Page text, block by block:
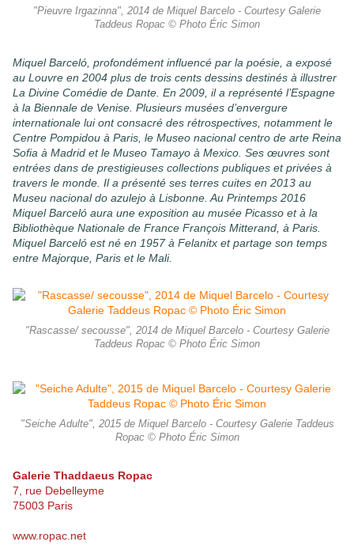
"Pieuvre Irgazinna", 2014 de Miquel Barcelo - Courtesy Galerie
Taddeus Ropac © Photo Éric Simon
Miquel Barceló, profondément influencé par la poésie, a exposé
au Louvre en 2004 plus de trois cents dessins destinés à illustrer
La Divine Comédie de Dante. En 2009, il a représenté l’Espagne
à la Biennale de Venise. Plusieurs musées d’envergure
internationale lui ont consacré des rétrospectives, notamment le
Centre Pompidou à Paris, le Museo nacional centro de arte Reina
Sofia à Madrid et le Museo Tamayo à Mexico. Ses œuvres sont
entrées dans de prestigieuses collections publiques et privées à
travers le monde. Il a présenté ses terres cuites en 2013 au
Museu nacional do azulejo à Lisbonne. Au Printemps 2016
Miquel Barceló aura une exposition au musée Picasso et à la
Bibliothèque Nationale de France François Mitterand, à Paris.
Miquel Barceló est né en 1957 à Felanitx et partage son temps
entre Majorque, Paris et le Mali.
"Rascasse/ secousse", 2014 de Miquel Barcelo - Courtesy Galerie
Taddeus Ropac © Photo Éric Simon
"Seiche Adulte", 2015 de Miquel Barcelo - Courtesy Galerie Taddeus
Ropac © Photo Éric Simon
Galerie Thaddaeus Ropac
7, rue Debelleyme
75003 Paris
www.ropac.net